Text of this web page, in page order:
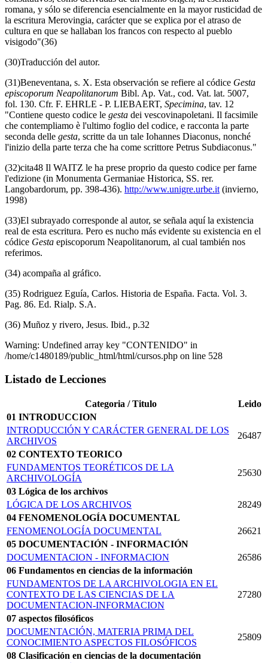
romana, y sólo se diferencia esencialmente en la mayor rusticidad de
la escritura Merovingia, carácter que se explica por el atraso de
cultura en que se hallaban los francos con respecto al pueblo
visigodo"(36)
(30)Traducción del autor.
(31)Beneventana, s. X. Esta observación se refiere al códice Gesta
episcoporum Neapolitanorum Bibl. Ap. Vat., cod. Vat. lat. 5007,
fol. 130. Cfr. F. EHRLE - P. LIEBAERT, Specimina, tav. 12
"Contiene questo codice le gesta dei vescovinapoletani. Il facsimile
che contempliamo è l'ultimo foglio del codice, e racconta la parte
seconda delle gesta, scritte da un tale Iohannes Diaconus, nonché
l'inizio della parte terza che ha come scrittore Petrus Subdiaconus."
(32)cita48 Il WAITZ le ha prese proprio da questo codice per farne
l'edizione (in Monumenta Germaniae Historica, SS. rer.
Langobardorum, pp. 398-436). http://www.unigre.urbe.it (invierno,
1998)
(33)El subrayado corresponde al autor, se señala aquí la existencia
real de esta escritura. Pero es nucho más evidente su existencia en el
códice Gesta episcoporum Neapolitanorum, al cual también nos
referimos.
(34) acompaña al gráfico.
(35) Rodriguez Eguía, Carlos. Historia de España. Facta. Vol. 3.
Pag. 86. Ed. Rialp. S.A.
(36) Muñoz y rivero, Jesus. Ibid., p.32
Warning: Undefined array key "CONTENIDO" in
/home/c1480189/public_html/html/cursos.php on line 528
Listado de Lecciones
Categoria / Titulo
Leido
01 INTRODUCCION
INTRODUCCIÓN Y CARÁCTER GENERAL DE LOS
ARCHIVOS
26487
02 CONTEXTO TEORICO
FUNDAMENTOS TEORÉTICOS DE LA
ARCHIVOLOGÍA
25630
03 Lógica de los archivos
LÓGICA DE LOS ARCHIVOS
28249
04 FENOMENOLOGÍA DOCUMENTAL
FENOMENOLOGÍA DOCUMENTAL
26621
05 DOCUMENTACIÓN - INFORMACIÓN
DOCUMENTACION - INFORMACION
26586
06 Fundamentos en ciencias de la información
FUNDAMENTOS DE LA ARCHIVOLOGIA EN EL
CONTEXTO DE LAS CIENCIAS DE LA
DOCUMENTACION-INFORMACION
27280
07 aspectos filosóficos
DOCUMENTACIÓN, MATERIA PRIMA DEL
CONOCIMIENTO ASPECTOS FILOSÓFICOS
25809
08 Clasificación en ciencias de la documentación